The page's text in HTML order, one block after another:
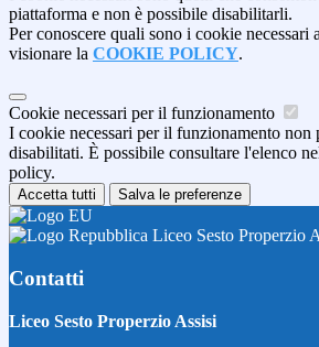
piattaforma e non è possibile disabilitarli.
Per conoscere quali sono i cookie necessari
visionare la COOKIE POLICY.
Cookie necessari per il funzionamento
I cookie necessari per il funzionamento non
disabilitati. È possibile consultare l'elenco
policy.
Accetta tutti Salva le preferenze
Liceo Sesto Properzio
Contatti
Liceo Sesto Properzio Assisi